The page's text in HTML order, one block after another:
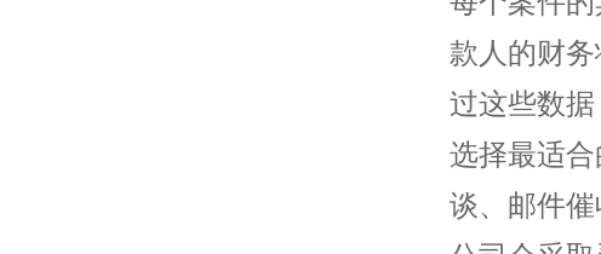
款人的财
过这些数
选择最适
谈、邮件